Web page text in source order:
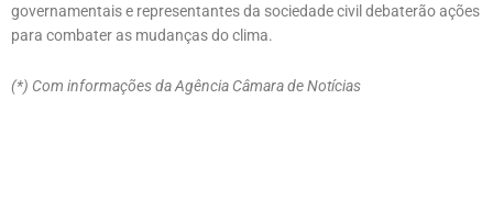
governamentais e representantes da sociedade civil debaterão ações
para combater as mudanças do clima.
(*) Com informações da Agência Câmara de Notícias